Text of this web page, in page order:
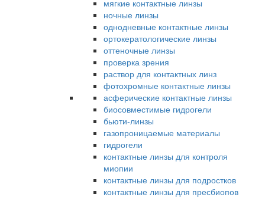
мягкие контактные линзы
ночные линзы
однодневные контактные линзы
ортокератологические линзы
оттеночные линзы
проверка зрения
раствор для контактных линз
фотохромные контактные линзы
асферические контактные линзы
биосовместимые гидрогели
бьюти-линзы
газопроницаемые материалы
гидрогели
контактные линзы для контроля
миопии
контактные линзы для подростков
контактные линзы для пресбиопов